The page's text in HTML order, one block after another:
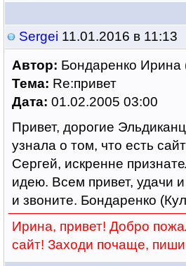
Sergei 11.01.2016 в 11:13
Автор: Бондаренко Ирина
Тема: Re:привет
Дата: 01.02.2005 03:00
Привет, дорогие
узнала о том, что есть
Сергей, искренне
идею. Всем привет, удачи
и звоните. Бондаренко
Ирина, привет! Добро
сайт! Заходи почаще,